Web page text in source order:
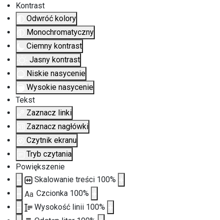
Kontrast
Odwróć kolory
Monochromatyczny
Ciemny kontrast
Jasny kontrast
Niskie nasycenie
Wysokie nasycenie
Tekst
Zaznacz linki
Zaznacz nagłówki
Czytnik ekranu
Tryb czytania
Powiększenie
Skalowanie treści 100%
Aa Czcionka 100%
Wysokość linii 100%